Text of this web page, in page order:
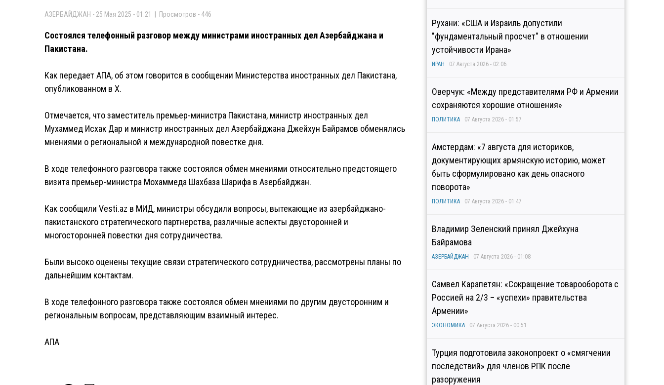
АЗЕРБАЙДЖАН - 25 Мая 2025 - 01:21 | Просмотров - 446
Состоялся телефонный разговор между министрами иностранных дел Азербайджана и
Пакистана.
Как передает АПА, об этом говорится в сообщении Министерства иностранных дел Пакистана,
опубликованном в X.
Отмечается, что заместитель премьер-министра Пакистана, министр иностранных дел
Мухаммед Исхак Дар и министр иностранных дел Азербайджана Джейхун Байрамов обменялись
мнениями о региональной и международной повестке дня.
В ходе телефонного разговора также состоялся обмен мнениями относительно предстоящего
визита премьер-министра Мохаммеда Шахбаза Шарифа в Азербайджан.
Как сообщили Vesti.az в МИД, министры обсудили вопросы, вытекающие из азербайджано-
пакистанского стратегического партнерства, различные аспекты двусторонней и
многосторонней повестки дня сотрудничества.
Были высоко оценены текущие связи стратегического сотрудничества, рассмотрены планы по
дальнейшим контактам.
В ходе телефонного разговора также состоялся обмен мнениями по другим двусторонним и
региональным вопросам, представляющим взаимный интерес.
АПА
Рухани: «США и Израиль допустили
"фундаментальный просчет" в отношении
устойчивости Ирана»
ИРАН 07 Августа 2026 - 02:06
Оверчук: «Между представителями РФ и Армении
сохраняются хорошие отношения»
ПОЛИТИКА 07 Августа 2026 - 01:57
Амстердам: «7 августа для историков,
документирующих армянскую историю, может
быть сформулировано как день опасного
поворота»
ПОЛИТИКА 07 Августа 2026 - 01:47
Владимир Зеленский принял Джейхуна
Байрамова
АЗЕРБАЙДЖАН 07 Августа 2026 - 01:08
Самвел Карапетян: «Сокращение товарооборота с
Россией на 2/3 – «успехи» правительства
Армении»
ЭКОНОМИКА 07 Августа 2026 - 00:51
Турция подготовила законопроект о «смягчении
последствий» для членов РПК после
разоружения